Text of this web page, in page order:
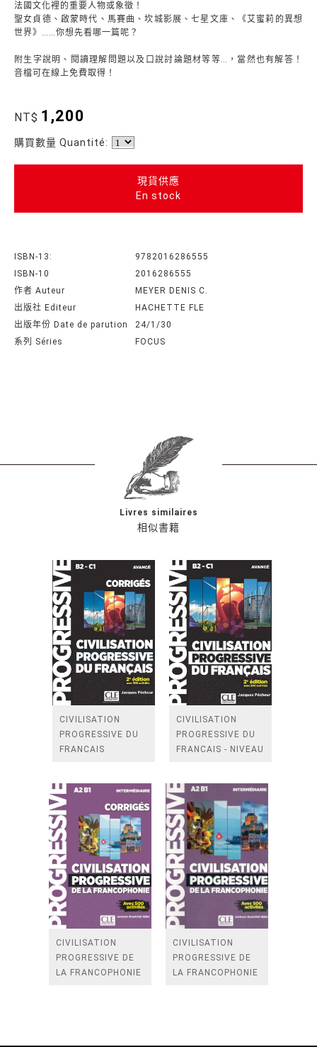
法國文化裡的重要人物或象徵！
聖女貞德、啟蒙時代、馬賽曲、坎城影展、七星文庫、《艾蜜莉的異想
世界》……你想先看哪一篇呢？
附生字說明、閱讀理解問題以及口說討論題材等等…，當然也有解答！
音檔可在線上免費取得！
NT$ 1,200
購買數量 Quantité:
現貨供應
En stock
ISBN-13:
9782016286555
ISBN-10
2016286555
作者 Auteur
MEYER DENIS C.
出版社 Editeur
HACHETTE FLE
出版年份 Date de parution
24/1/30
系列 Séries
FOCUS
相似書籍
Livres similaires
CIVILISATION
PROGRESSIVE DU
FRANCAIS
EDITION 解答本
CIVILISATION
PROGRESSIVE DU
FRANCAIS - NIVEAU
EDITION AVEC 500
ACTIVITES 題目本
CIVILISATION
PROGRESSIVE DE
LA FRANCOPHONIE
CIVILISATION
PROGRESSIVE DE
LA FRANCOPHONIE